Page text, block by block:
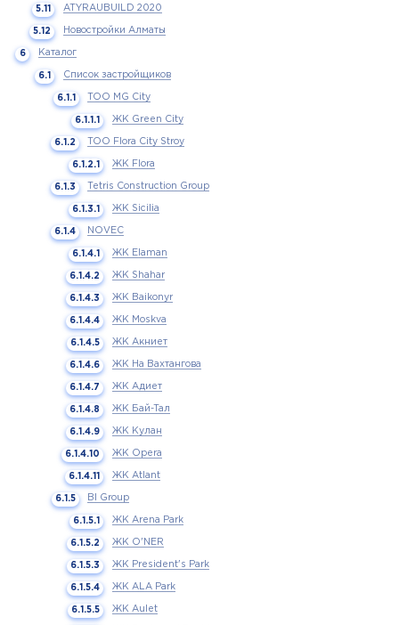
ATYRAUBUILD 2020
Новостройки Алматы
Каталог
Список застройщиков
ТОО MG City
ЖК Green City
ТОО Flora City Stroy
ЖК Flora
Tetris Construction Group
ЖК Sicilia
NOVEC
ЖК Elaman
ЖК Shahar
ЖК Baikonyr
ЖК Moskva
ЖК Акниет
ЖК На Вахтангова
ЖК Адиет
ЖК Бай-Тал
ЖК Кулан
ЖК Opera
ЖК Atlant
BI Group
ЖК Arena Park
ЖК O'NER
ЖК President's Park
ЖК ALA Park
ЖК Aulet